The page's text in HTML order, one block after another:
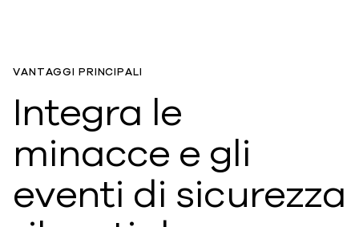
VANTAGGI PRINCIPALI
Integra le
minacce e gli
eventi di sicurezza